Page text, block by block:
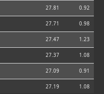
27.81 0.92
27.71 0.98
27.47 1.23
27.37 1.08
27.09 0.91
27.19 1.08